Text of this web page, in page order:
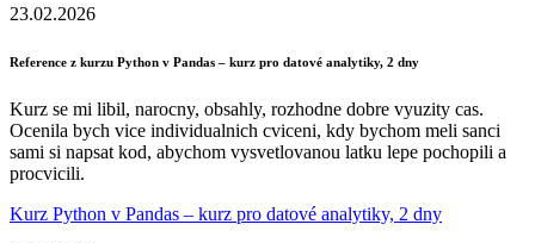
23.02.2026
Reference z kurzu Python v Pandas – kurz pro datové analytiky, 2 dny
Kurz se mi libil, narocny, obsahly, rozhodne dobre vyuzity cas.
Ocenila bych vice individualnich cviceni, kdy bychom meli sanci
sami si napsat kod, abychom vysvetlovanou latku lepe pochopili a
procvicili.
Kurz Python v Pandas – kurz pro datové analytiky, 2 dny